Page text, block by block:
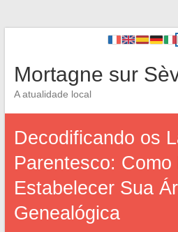
Mortagne sur
A atualidade local
Decodificando os
Parentesco: Como
Estabelecer Sua
Genealógica